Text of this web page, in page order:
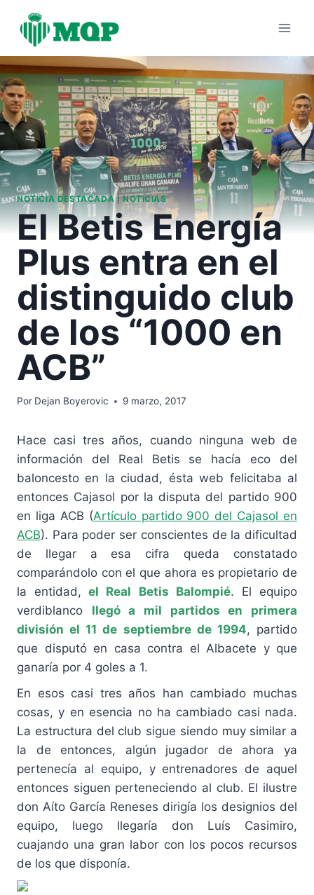
contenido
NOTICIA DESTACADA|NOTICIAS
El Betis Energía
Plus entra en el
distinguido club
de los “1000 en
ACB”
Por Dejan Boyerovic 9 marzo, 2017
Hace casi tres años, cuando ninguna web de
información del Real Betis se hacía eco del
baloncesto en la ciudad, ésta web felicitaba al
entonces Cajasol por la disputa del partido 900
en liga ACB (Artículo partido 900 del Cajasol en
ACB). Para poder ser conscientes de la dificultad
de llegar a esa cifra queda constatado
comparándolo con el que ahora es propietario de
la entidad, el Real Betis Balompié. El equipo
verdiblanco llegó a mil partidos en primera
división el 11 de septiembre de 1994, partido
que disputó en casa contra el Albacete y que
ganaría por 4 goles a 1.
En esos casi tres años han cambiado muchas
cosas, y en esencia no ha cambiado casi nada.
La estructura del club sigue siendo muy similar a
la de entonces, algún jugador de ahora ya
pertenecía al equipo, y entrenadores de aquel
entonces siguen perteneciendo al club. El ilustre
don Aíto García Reneses dirigía los designios del
equipo, luego llegaría don Luís Casimiro,
cuajando una gran labor con los pocos recursos
de los que disponía.